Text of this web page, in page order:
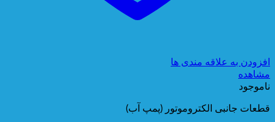
افزودن به علاقه مندی ها
مشاهده
ناموجود
قطعات جانبی الکتروموتور (پمپ آب)